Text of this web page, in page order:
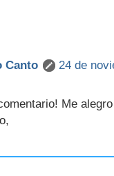
Canto
24 de
Me